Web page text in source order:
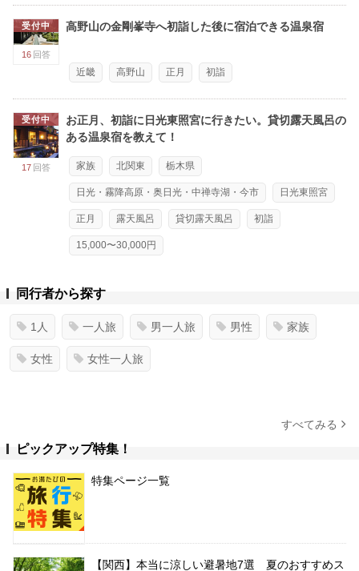
受付中
16 回答
高野山の金剛峯寺へ初詣した後に宿泊できる温泉宿
近畿 高野山 正月 初詣
受付中
17 回答
お正月、初詣に日光東照宮に行きたい。貸切露天風呂の
ある温泉宿を教えて！
家族 北関東 栃木県
日光・霧降高原・奥日光・中禅寺湖・今市 日光東照宮
正月 露天風呂 貸切露天風呂 初詣
15,000〜30,000円
同行者から探す
1人 一人旅 男一人旅 男性 家族
女性 女性一人旅
すべてみる
ピックアップ特集！
特集ページ一覧
【関西】本当に涼しい避暑地7選 夏のおすすめス